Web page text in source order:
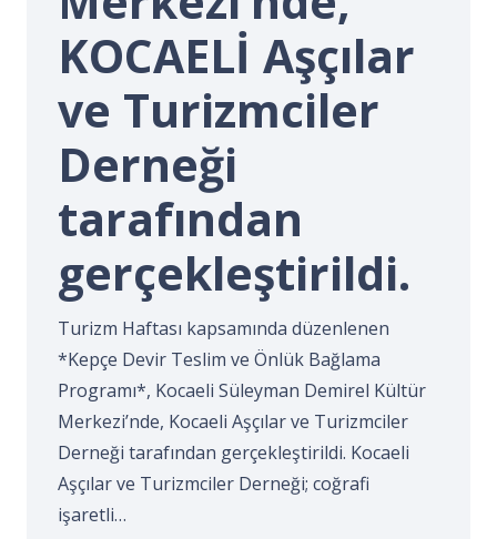
KOCAELİ Aşçılar
ve Turizmciler
Derneği
tarafından
gerçekleştirildi.
Turizm Haftası kapsamında düzenlenen
*Kepçe Devir Teslim ve Önlük Bağlama
Programı*, Kocaeli Süleyman Demirel Kültür
Merkezi’nde, Kocaeli Aşçılar ve Turizmciler
Derneği tarafından gerçekleştirildi. Kocaeli
Aşçılar ve Turizmciler Derneği; coğrafi
işaretli…